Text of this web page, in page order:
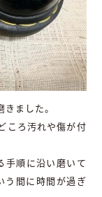
ました。
ころ汚れや傷が付
手順に沿い磨いて
う間に時間が過ぎ